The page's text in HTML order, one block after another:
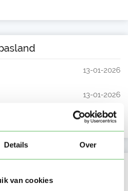
Details Over
van cookies
13-01-2026
13-01-2026
13-01-2026